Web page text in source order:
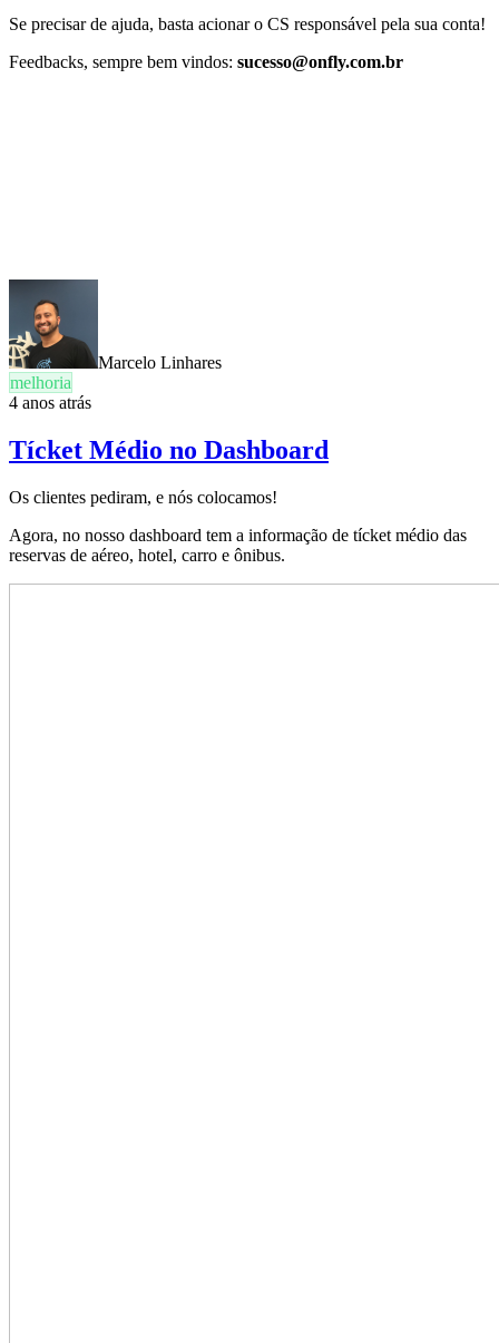
Se precisar de ajuda, basta acionar o CS responsável pela sua conta!
Feedbacks, sempre bem vindos: sucesso@onfly.com.br
Marcelo Linhares
melhoria
4 anos atrás
Tícket Médio no Dashboard
Os clientes pediram, e nós colocamos!
Agora, no nosso dashboard tem a informação de tícket médio das
reservas de aéreo, hotel, carro e ônibus.